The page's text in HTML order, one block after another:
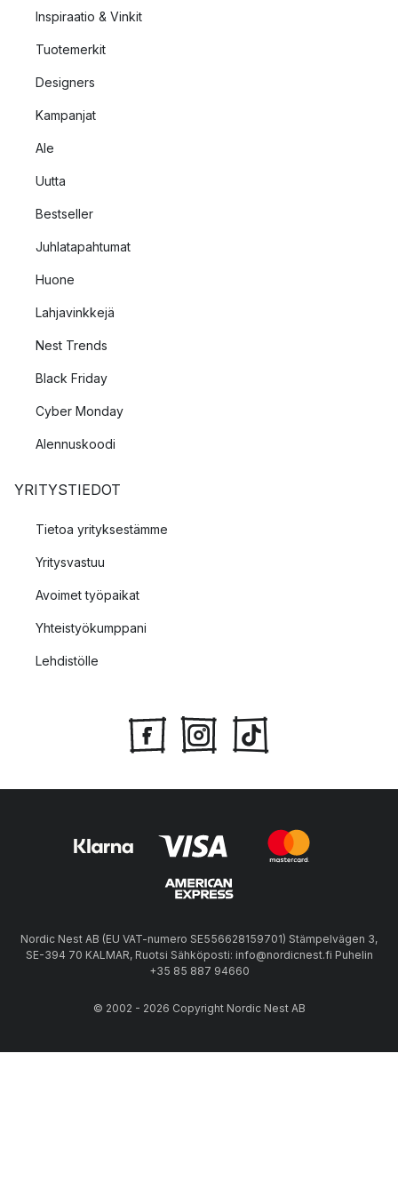
Inspiraatio & Vinkit
Tuotemerkit
Designers
Kampanjat
Ale
Uutta
Bestseller
Juhlatapahtumat
Huone
Lahjavinkkejä
Nest Trends
Black Friday
Cyber Monday
Alennuskoodi
YRITYSTIEDOT
Tietoa yrityksestämme
Yritysvastuu
Avoimet työpaikat
Yhteistyökumppani
Lehdistölle
Nordic Nest AB (EU VAT-numero SE556628159701) Stämpelvägen 3,
SE-394 70 KALMAR, Ruotsi Sähköposti: info@nordicnest.fi Puhelin
+35 85 887 94660
© 2002 - 2026 Copyright Nordic Nest AB